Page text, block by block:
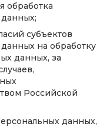
обработка
субъектов
на обработку
данных, за
Российской
данных,